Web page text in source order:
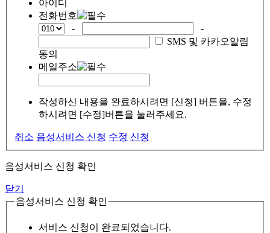
아이디
전화번호
-
-
SMS 및 카카오알림
동의
메일주소
작성하신 내용을 완료하시려면 [신청] 버튼을, 수정
하시려면 [수정]버튼을 눌러주세요.
취소 음성서비스 신청 수정 신청
음성서비스 신청 확인
닫기
음성서비스 신청 확인
서비스 신청이 완료되었습니다.